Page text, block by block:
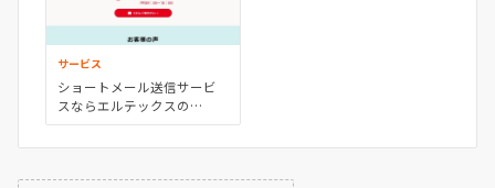
サービス
ショートメール送信サービ
スならエルテックスの
「eltexSMS」